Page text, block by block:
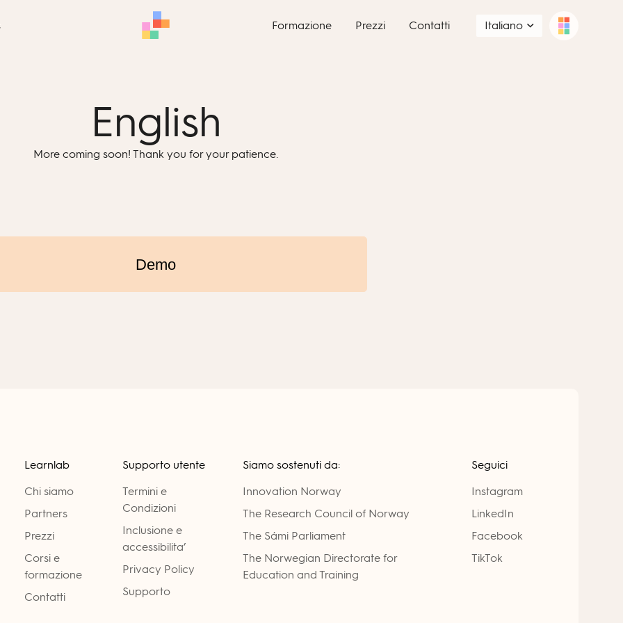
Formazione Prezzi Contatti Italiano
English
More coming soon! Thank you for your patience.
Demo
Learnlab
Chi siamo
Partners
Prezzi
Corsi e
formazione
Contatti
Supporto utente
Termini e
Condizioni
Inclusione e
accessibilita’
Privacy Policy
Supporto
Siamo sostenuti da:
Innovation Norway
The Research Council of Norway
The Sámi Parliament
The Norwegian Directorate for
Education and Training
Seguici
Instagram
LinkedIn
Facebook
TikTok